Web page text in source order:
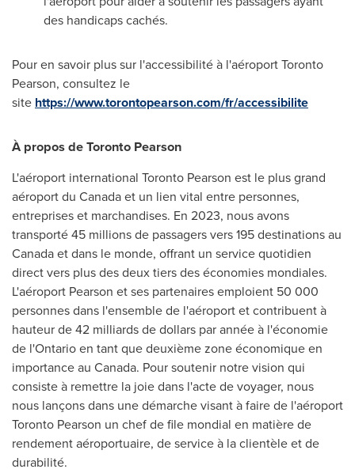
des handicaps cachés.
Pour en savoir plus sur l'accessibilité à l'aéroport Toronto
Pearson, consultez le
site https://www.torontopearson.com/fr/accessibilite
À propos de Toronto Pearson
L'aéroport international Toronto Pearson est le plus grand
aéroport du Canadaet un lien vital entre personnes,
entreprises et marchandises. En 2023, nous avons
transporté 45 millions de passagers vers 195 destinations au
Canadaet dans le monde, offrant un service quotidien
direct vers plus des deux tiers des économies mondiales.
L'aéroport Pearson et ses partenaires emploient 50 000
personnes dans l'ensemble de l'aéroport et contribuent à
hauteur de 42 milliards de dollars par année à l'économie
de l'Ontarioen tant que deuxième zone économique en
importance au Canada. Pour soutenir notre vision qui
consiste à remettre la joie dans l'acte de voyager, nous
nous lançons dans une démarche visant à faire de l'aéroport
Toronto Pearson un chef de file mondial en matière de
rendement aéroportuaire, de service à la clientèle et de
durabilité.